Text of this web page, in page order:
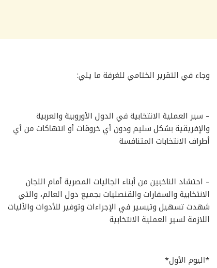
وجاء في التقرير الختامي للغرفة ما يلي:
– سير العملية الانتخابية في الدول الأوروبية والعربية
والإفريقية بشكل سليم ودون أي خروقات أو انتهاكات من أي
أطراف الانتخابات المتنافسة
– احتشاد الناخبين من أبناء الجاليات المصرية أمام اللجان
الانتخابية والسفارات والقنصليات بجميع دول العالم، والتي
شهدت تسهيل وتيسير في الإجراءات وتوفير للأدوات والآليات
اللازمة لسير العملية الانتخابية
*اليوم الأول*